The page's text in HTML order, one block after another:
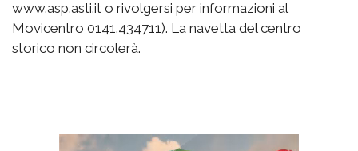
www.asp.asti.it o rivolgersi per informazioni al
Movicentro 0141.434711). La navetta del centro
storico non circolerà.